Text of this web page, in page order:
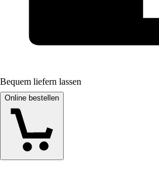
Bequem liefern lassen
Online bestellen